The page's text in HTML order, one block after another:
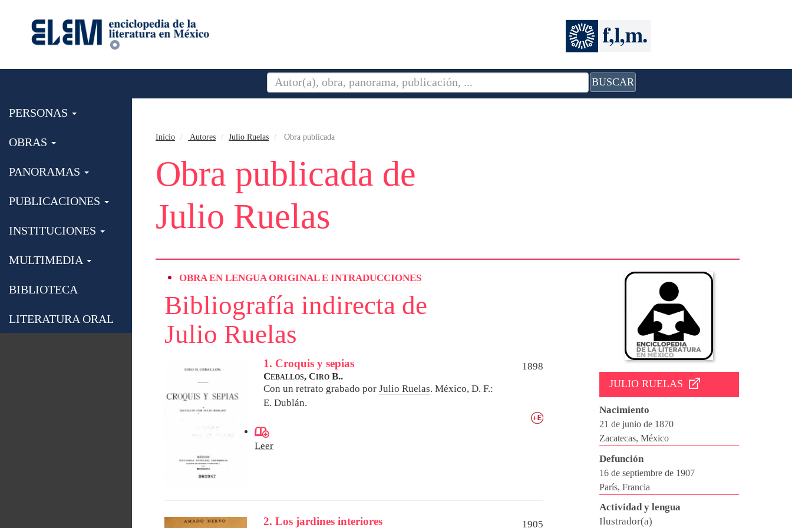
BUSCAR
PERSONAS
OBRAS
PANORAMAS
PUBLICACIONES
INSTITUCIONES
MULTIMEDIA
BIBLIOTECA
LITERATURA ORAL
Inicio Autores Julio Ruelas Obra publicada
Obra publicada de
Julio Ruelas
JULIO RUELAS
Nacimiento
21 de junio de 1870
Zacatecas, México
Defunción
16 de septiembre de 1907
París, Francia
Actividad y lengua
Ilustrador(a)
OBRA EN LENGUA ORIGINAL E INTRADUCCIONES
Bibliografía indirecta de
Julio Ruelas
1. Croquis y sepias
1898
Ceballos, Ciro B..
Con un retrato grabado porJulio Ruelas.México, D. F.:
E. Dublán.
Leer
2. Los jardines interiores 1905